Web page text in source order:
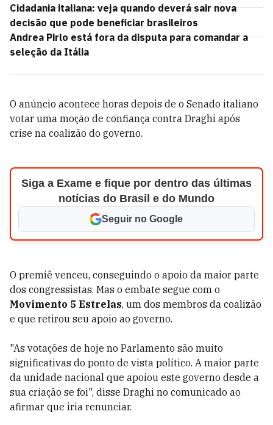
Cidadania italiana: veja quando deverá sair nova
decisão que pode beneficiar brasileiros
Andrea Pirlo está fora da disputa para comandar a
seleção da Itália
O anúncio acontece horas depois de o Senado italiano
votar uma moção de confiança contra Draghi após
crise na coalizão do governo.
Siga a Exame e fique por dentro das últimas
notícias do Brasil e do Mundo
Seguir no Google
O premiê venceu, conseguindo o apoio da maior parte
dos congressistas. Mas o embate segue com o
Movimento 5 Estrelas, um dos membros da coalizão
e que retirou seu apoio ao governo.
"As votações de hoje no Parlamento são muito
significativas do ponto de vista político. A maior parte
da unidade nacional que apoiou este governo desde a
sua criação se foi", disse Draghi no comunicado ao
afirmar que iria renunciar.